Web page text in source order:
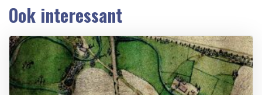
Ook interessant